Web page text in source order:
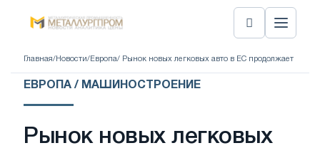
Главная/ Новости/ Европа/ Рынок новых легковых авто в ЕС продолжает
ЕВРОПА / МАШИНОСТРОЕНИЕ
Рынок новых легковых